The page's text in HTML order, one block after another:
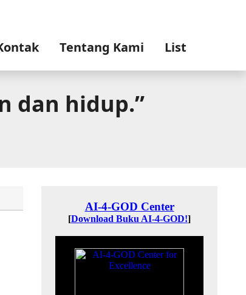
Tentang Kami List
dan hidup.”